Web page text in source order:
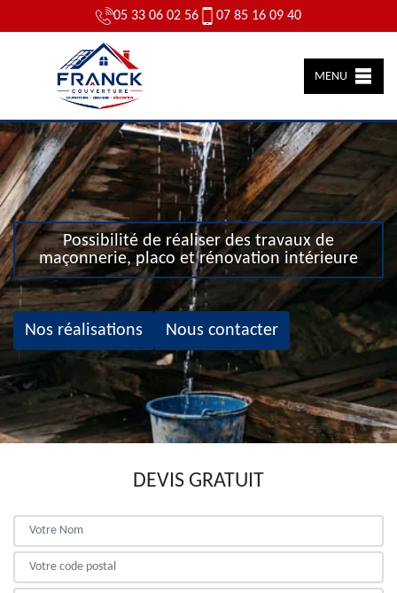
05 33 06 02 56 07 85 16 09 40
MENU
Possibilité de réaliser des travaux de
maçonnerie, placo et rénovation intérieure
Nos réalisations Nous contacter
DEVIS GRATUIT